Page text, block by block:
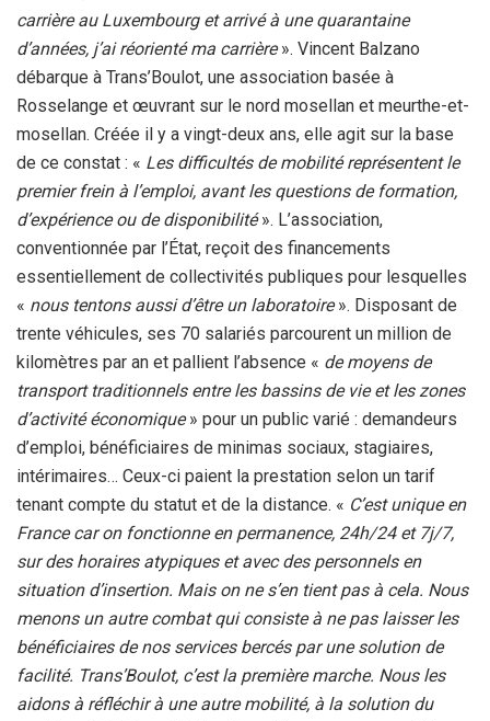
carrière au Luxembourg et arrivé à une quarantaine
d’années, j’ai réorienté ma carrière». Vincent Balzano
débarque à Trans’Boulot, une association basée à
Rosselange et œuvrant sur le nord mosellan et meurthe-et-
mosellan. Créée il y a vingt-deux ans, elle agit sur la base
de ce constat : « Les difficultés de mobilité représentent le
premier frein à l’emploi, avant les questions de formation,
d’expérience ou de disponibilité». L’association,
conventionnée par l’État, reçoit des financements
essentiellement de collectivités publiques pour lesquelles
« nous tentons aussi d’être un laboratoire». Disposant de
trente véhicules, ses 70 salariés parcourent un million de
kilomètres par an et pallient l’absence « de moyens de
transport traditionnels entre les bassins de vie et les zones
d’activité économique» pour un public varié : demandeurs
d’emploi, bénéficiaires de minimas sociaux, stagiaires,
intérimaires… Ceux-ci paient la prestation selon un tarif
tenant compte du statut et de la distance. « C’est unique en
France car on fonctionne en permanence, 24h/24 et 7j/7,
sur des horaires atypiques et avec des personnels en
situation d’insertion. Mais on ne s’en tient pas à cela. Nous
menons un autre combat qui consiste à ne pas laisser les
bénéficiaires de nos services bercés par une solution de
facilité. Trans’Boulot, c’est la première marche. Nous les
aidons à réfléchir à une autre mobilité, à la solution du